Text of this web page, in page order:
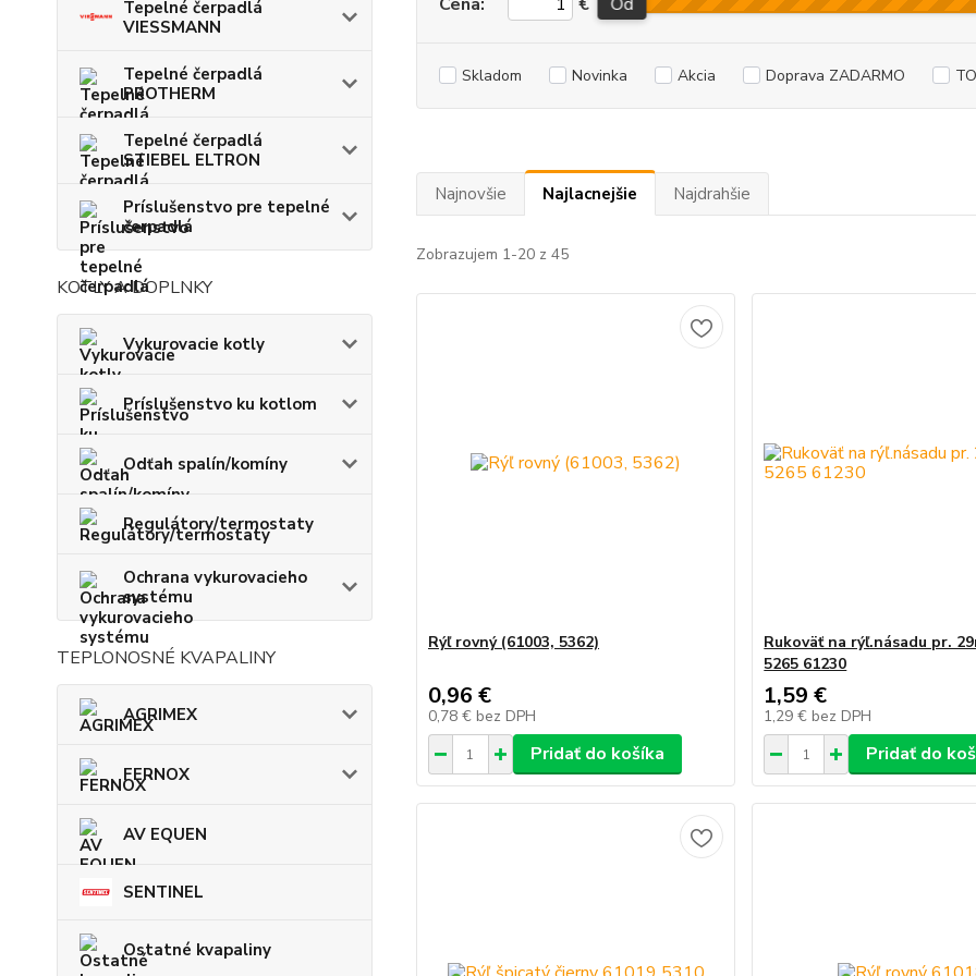
Tepelné čerpadlá
VIESSMANN
Tepelné čerpadlá
PROTHERM
Tepelné čerpadlá
STIEBEL ELTRON
Príslušenstvo pre tepelné
čerpadlá
KOTLY A DOPLNKY
Vykurovacie kotly
Príslušenstvo ku kotlom
Odťah spalín/komíny
Regulátory/termostaty
Ochrana vykurovacieho
systému
TEPLONOSNÉ KVAPALINY
AGRIMEX
FERNOX
AV EQUEN
SENTINEL
Ostatné kvapaliny
Skladom Novinka Akcia Doprava ZADARMO
Najnovšie Najlacnejšie Najdrahšie
Zobrazujem 1-20 z 45
Rýľ rovný (61003, 5362)
0,96 €
0,78 € bez DPH
Pridať do košíka
Rukoväť na rýľ.násadu pr.
5265 61230
1,59 €
1,29 € bez DPH
Pridať do